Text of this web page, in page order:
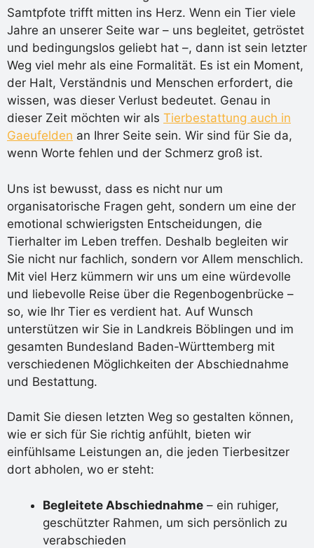
Samtpfote trifft mitten ins Herz. Wenn ein Tier viele
Jahre an unserer Seite war – uns begleitet, getröstet
und bedingungslos geliebt hat –, dann ist sein letzter
Weg viel mehr als eine Formalität. Es ist ein Moment,
der Halt, Verständnis und Menschen erfordert, die
wissen, was dieser Verlust bedeutet. Genau in
dieser Zeit möchten wir als Tierbestattung auch in
Gaeufelden an Ihrer Seite sein. Wir sind für Sie da,
wenn Worte fehlen und der Schmerz groß ist.
Uns ist bewusst, dass es nicht nur um
organisatorische Fragen geht, sondern um eine der
emotional schwierigsten Entscheidungen, die
Tierhalter im Leben treffen. Deshalb begleiten wir
Sie nicht nur fachlich, sondern vor Allem menschlich.
Mit viel Herz kümmern wir uns um eine würdevolle
und liebevolle Reise über die Regenbogenbrücke –
so, wie Ihr Tier es verdient hat. Auf Wunsch
unterstützen wir Sie in Landkreis Böblingen und im
gesamten Bundesland Baden-Württemberg mit
verschiedenen Möglichkeiten der Abschiednahme
und Bestattung.
Damit Sie diesen letzten Weg so gestalten können,
wie er sich für Sie richtig anfühlt, bieten wir
einfühlsame Leistungen an, die jeden Tierbesitzer
dort abholen, wo er steht:
Begleitete Abschiednahme – ein ruhiger,
geschützter Rahmen, um sich persönlich zu
verabschieden